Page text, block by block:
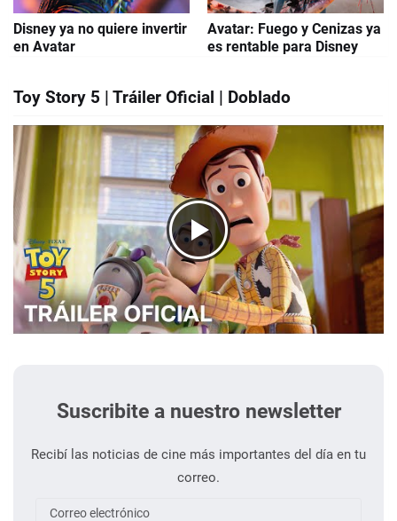
Disney ya no quiere invertir
en Avatar
Avatar: Fuego y Cenizas ya
es rentable para Disney
Toy Story 5 | Tráiler Oficial | Doblado
Suscribite a nuestro newsletter
Recibí las noticias de cine más importantes del día en tu
correo.